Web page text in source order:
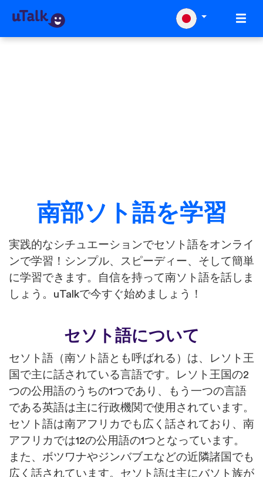
南部ソト語を学習
実践的なシチュエーションでセソト語をオンライ
ンで学習！シンプル、スピーディー、そして簡単
に学習できます。自信を持って南ソト語を話しま
しょう。uTalkで今すぐ始めましょう！
セソト語について
セソト語（南ソト語とも呼ばれる）は、レソト王
国で主に話されている言語です。レソト王国の2
つの公用語のうちの1つであり、もう一つの言語
である英語は主に行政機関で使用されています。
セソト語は南アフリカでも広く話されており、南
アフリカでは12の公用語の1つとなっています。
また、ボツワナやジンバブエなどの近隣諸国でも
広く話されています。セソト語は主にバソト族が